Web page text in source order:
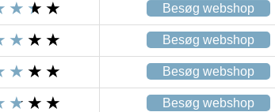
Besøg webshop
Besøg webshop
Besøg webshop
Besøg webshop